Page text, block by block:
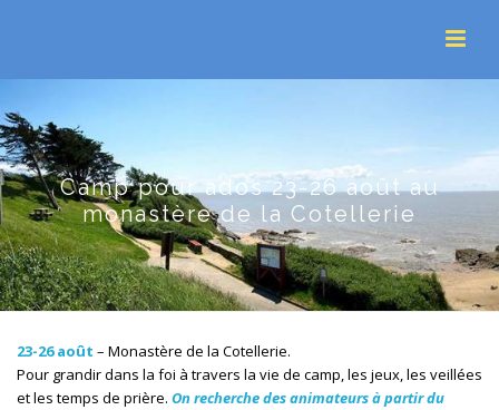
Camp pour ados 23-26 août au
monastère de la Cotellerie
23-26 août – Monastère de la Cotellerie.
Pour grandir dans la foi à travers la vie de camp, les jeux, les veillées
et les temps de prière. On recherche des animateurs à partir du